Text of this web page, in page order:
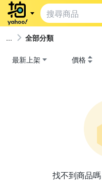
全部分類
最新上架 價格
找不到商品